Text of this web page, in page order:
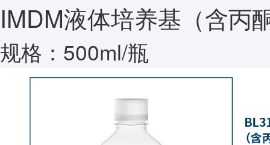
IMDM液体培养基（含丙
规格：500ml/瓶